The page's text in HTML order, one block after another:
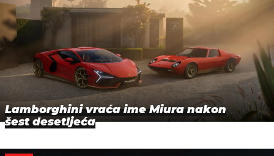
Lamborghini vraća ime Miura nakon
šest desetljeća